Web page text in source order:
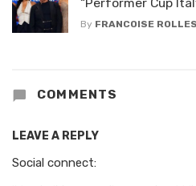
By FRANCOISE ROLLES
COMMENTS
LEAVE A REPLY
Social connect: